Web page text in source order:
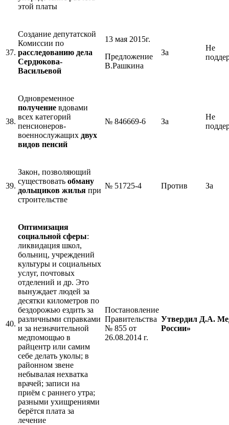
этой платы
37.
Создание депутатской
Комиссии по
расследованию дела
Сердюкова-
Васильевой
13 мая 2015г.
Предложение
В.Рашкина
За
Не
38.
Одновременное
получение вдовами
всех категорий
пенсионеров-
военнослужащих двух
видов пенсий
№ 846669-6 За
Не
39.
Закон, позволяющий
существовать обману
дольщиков жилья при
строительстве
№ 51725-4 Против За
40.
Оптимизация
социальной сферы:
ликвидация школ,
больниц, учреждений
культуры и социальных
услуг, почтовых
отделений и др. Это
вынуждает людей за
десятки километров по
бездорожью ездить за
различными справками
и за незначительной
медпомощью в
райцентр или самим
себе делать уколы; в
районном звене
небывалая нехватка
врачей; записи на
приём с раннего утра;
разными ухищрениями
берётся плата за
лечение
Постановление
Правительства
№ 855 от
26.08.2014 г.
Утвердил Д.А.
России»